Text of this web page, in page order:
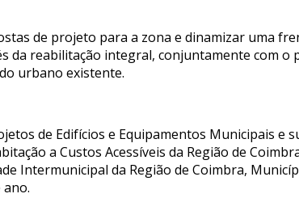
de projeto para a zona e dinamizar uma
da reabilitação integral, conjuntamente com o
urbano existente.
de Edifícios e Equipamentos Municipais e
a Custos Acessíveis da Região de
Intermunicipal da Região de Coimbra,